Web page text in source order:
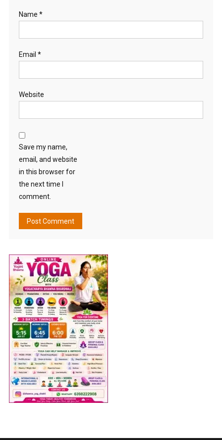
Name *
Email *
Website
Save my name,
email, and website
in this browser for
the next time I
comment.